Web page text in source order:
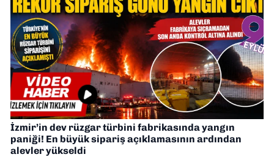
İzmir’in dev rüzgar türbini fabrikasında yangın
paniği! En büyük sipariş açıklamasının ardından
alevler yükseldi